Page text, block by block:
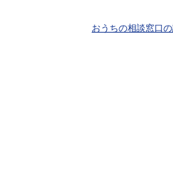
おうちの相談窓口